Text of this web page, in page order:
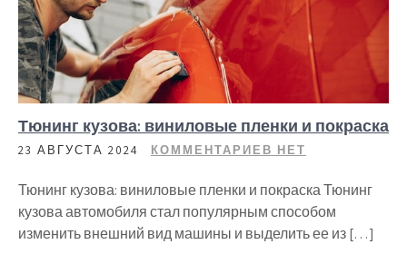
Тюнинг кузова: виниловые пленки и покраска
23 АВГУСТА 2024 КОММЕНТАРИЕВ НЕТ
Тюнинг кузова: виниловые пленки и покраска Тюнинг
кузова автомобиля стал популярным способом
изменить внешний вид машины и выделить ее из […]